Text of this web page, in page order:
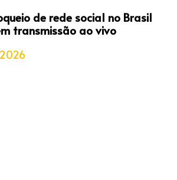
de rede social no Brasil
transmissão ao vivo